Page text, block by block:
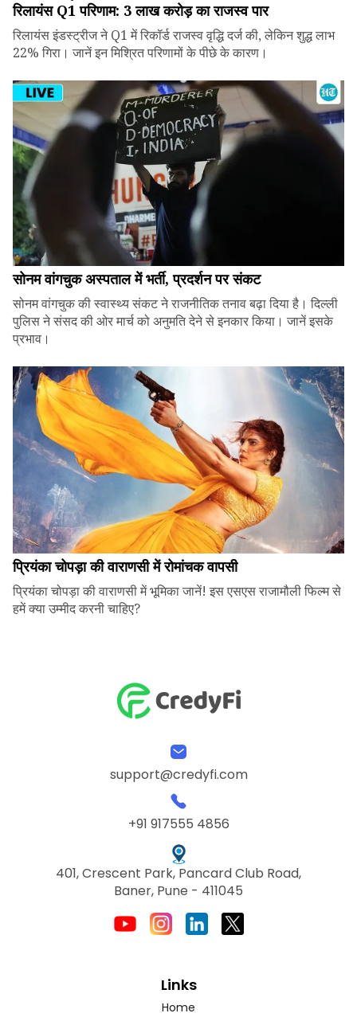
रिलायंस Q1 परिणाम: ₹3 लाख करोड़ का राजस्व पार
रिलायंस इंडस्ट्रीज ने Q1 में रिकॉर्ड राजस्व वृद्धि दर्ज की, लेकिन शुद्ध लाभ
22% गिरा। जानें इन मिश्रित परिणामों के पीछे के कारण।
सोनम वांगचुक अस्पताल में भर्ती, प्रदर्शन पर संकट
सोनम वांगचुक की स्वास्थ्य संकट ने राजनीतिक तनाव बढ़ा दिया है। दिल्ली
पुलिस ने संसद की ओर मार्च को अनुमति देने से इनकार किया। जानें इसके
प्रभाव।
प्रियंका चोपड़ा की वाराणसी में रोमांचक वापसी
प्रियंका चोपड़ा की वाराणसी में भूमिका जानें! इस एसएस राजामौली फिल्म से
हमें क्या उम्मीद करनी चाहिए?
support@credyfi.com
+91 917555 4856
401, Crescent Park, Pancard Club Road,
Baner, Pune - 411045
Links
Home